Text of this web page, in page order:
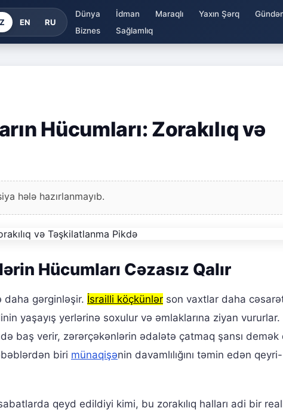
EN RU
Dünya İdman Maraqlı Yaxın Şərq
Biznes
Sağlamlıq
Hücumları: Zorakılıq və
hələ hazırlanmayıb.
Hücumları Cəzasız Qalır
daha gərginləşir. İsrailli köçkünlər son vaxtlar daha
yaşayış yerlərinə soxulur və əmlaklarına ziyan vururlar.
baş verir, zərərçəkənlərin ədalətə çatmaq şansı demək
biri münaqişənin davamlılığını təmin edən qeyri-
qeyd edildiyi kimi, bu zorakılıq halları adi bir